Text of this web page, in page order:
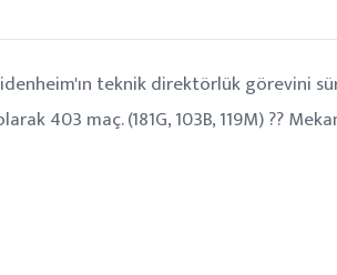
teknik direktörlük görevini
403 maç. (181G, 103B, 119M) ??